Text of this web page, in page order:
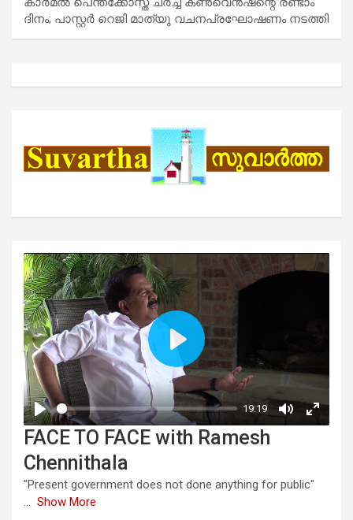
ദിനം; പാസ്റ്റർ റെജി മാത്യു വചനപ്രഘോഷണം നടത്തി
FACE TO FACE with Ramesh
Chennithala
"Present government does not done anything for public"
... Show More